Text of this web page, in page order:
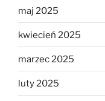
maj 2025
kwiecień 2025
marzec 2025
luty 2025